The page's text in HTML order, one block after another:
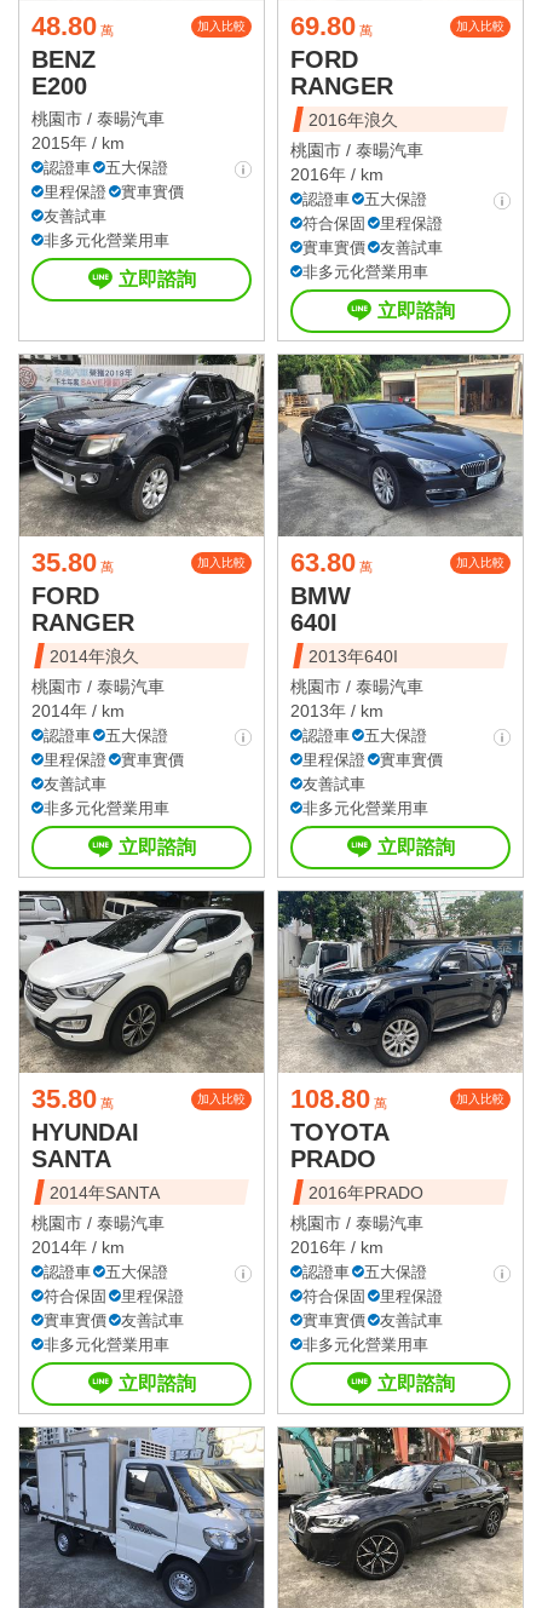
48.80 萬 加入比較
BENZ
E200
桃園市 / 泰暘汽車
2015年 / km
認證車
五大保證
里程保證
實車實價
友善試車
非多元化營業用車
立即諮詢
69.80 萬 加入比較
FORD
RANGER
2016年浪久
桃園市 / 泰暘汽車
2016年 / km
認證車
五大保證
符合保固
里程保證
實車實價
友善試車
非多元化營業用車
立即諮詢
35.80 萬 加入比較
FORD
RANGER
2014年浪久
桃園市 / 泰暘汽車
2014年 / km
認證車
五大保證
里程保證
實車實價
友善試車
非多元化營業用車
立即諮詢
63.80 萬 加入比較
BMW
640I
2013年640I
桃園市 / 泰暘汽車
2013年 / km
認證車
五大保證
里程保證
實車實價
友善試車
非多元化營業用車
立即諮詢
35.80 萬 加入比較
HYUNDAI
SANTA
2014年SANTA
桃園市 / 泰暘汽車
2014年 / km
認證車
五大保證
符合保固
里程保證
實車實價
友善試車
非多元化營業用車
立即諮詢
108.80 萬 加入比較
TOYOTA
PRADO
2016年PRADO
桃園市 / 泰暘汽車
2016年 / km
認證車
五大保證
符合保固
里程保證
實車實價
友善試車
非多元化營業用車
立即諮詢